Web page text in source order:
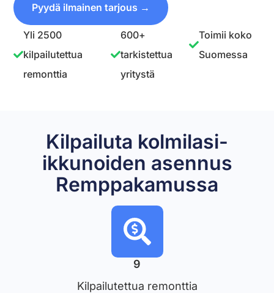
Pyydä ilmainen tarjous →
Yli 2500
kilpailutettua
remonttia
600+
tarkistettua
yritystä
Toimii koko
Suomessa
Kilpailuta kolmilasi-
ikkunoiden asennus
Remppakamussa
9
Kilpailutettua remonttia